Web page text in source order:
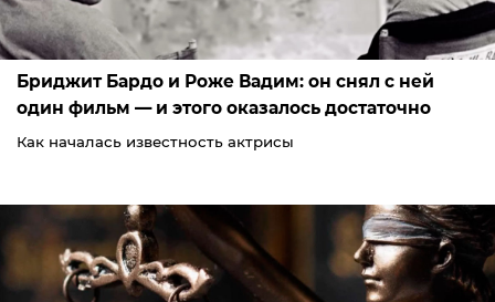
Бриджит Бардо и Роже Вадим: он снял с ней
один фильм — и этого оказалось достаточно
Как началась известность актрисы